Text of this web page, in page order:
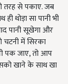
तरह से पकाए. जब
थोड़ा सा पानी भी
पानी सूखेगा और
चटनी में सिरका
पक जाए, तो आप
खाने के साथ खा